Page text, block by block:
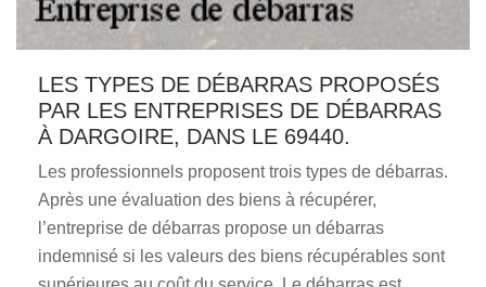
LES TYPES DE DÉBARRAS PROPOSÉS
PAR LES ENTREPRISES DE DÉBARRAS
À DARGOIRE, DANS LE 69440.
Les professionnels proposent trois types de débarras.
Après une évaluation des biens à récupérer,
l’entreprise de débarras propose un débarras
indemnisé si les valeurs des biens récupérables sont